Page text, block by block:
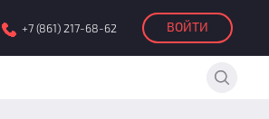
+7 (861) 217-68-62 ВОЙТИ